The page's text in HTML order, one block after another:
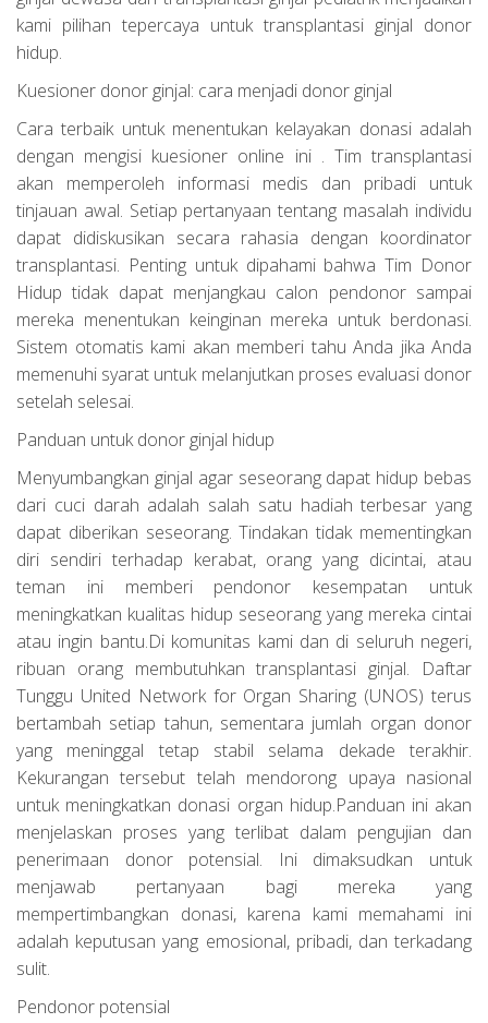
kami pilihan tepercaya untuk transplantasi ginjal donor
hidup.
Kuesioner donor ginjal: cara menjadi donor ginjal
Cara terbaik untuk menentukan kelayakan donasi adalah
dengan mengisi kuesioner online ini . Tim transplantasi
akan memperoleh informasi medis dan pribadi untuk
tinjauan awal. Setiap pertanyaan tentang masalah individu
dapat didiskusikan secara rahasia dengan koordinator
transplantasi. Penting untuk dipahami bahwa Tim Donor
Hidup tidak dapat menjangkau calon pendonor sampai
mereka menentukan keinginan mereka untuk berdonasi.
Sistem otomatis kami akan memberi tahu Anda jika Anda
memenuhi syarat untuk melanjutkan proses evaluasi donor
setelah selesai.
Panduan untuk donor ginjal hidup
Menyumbangkan ginjal agar seseorang dapat hidup bebas
dari cuci darah adalah salah satu hadiah terbesar yang
dapat diberikan seseorang. Tindakan tidak mementingkan
diri sendiri terhadap kerabat, orang yang dicintai, atau
teman ini memberi pendonor kesempatan untuk
meningkatkan kualitas hidup seseorang yang mereka cintai
atau ingin bantu.Di komunitas kami dan di seluruh negeri,
ribuan orang membutuhkan transplantasi ginjal. Daftar
Tunggu United Network for Organ Sharing (UNOS) terus
bertambah setiap tahun, sementara jumlah organ donor
yang meninggal tetap stabil selama dekade terakhir.
Kekurangan tersebut telah mendorong upaya nasional
untuk meningkatkan donasi organ hidup.Panduan ini akan
menjelaskan proses yang terlibat dalam pengujian dan
penerimaan donor potensial. Ini dimaksudkan untuk
menjawab pertanyaan bagi mereka yang
mempertimbangkan donasi, karena kami memahami ini
adalah keputusan yang emosional, pribadi, dan terkadang
sulit.
Pendonor potensial